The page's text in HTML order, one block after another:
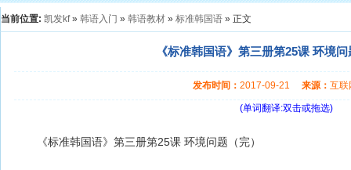
当前位置: 凯发kf» 韩语入门 » 韩语教材 » 标准韩国语 » 正文
《标准韩国语》第三册第25课 环境
发布时间： 2017-09-21 来源： 互
(单词翻译:双击或拖选)
《标准韩国语》第三册第25课 环境问题（完）